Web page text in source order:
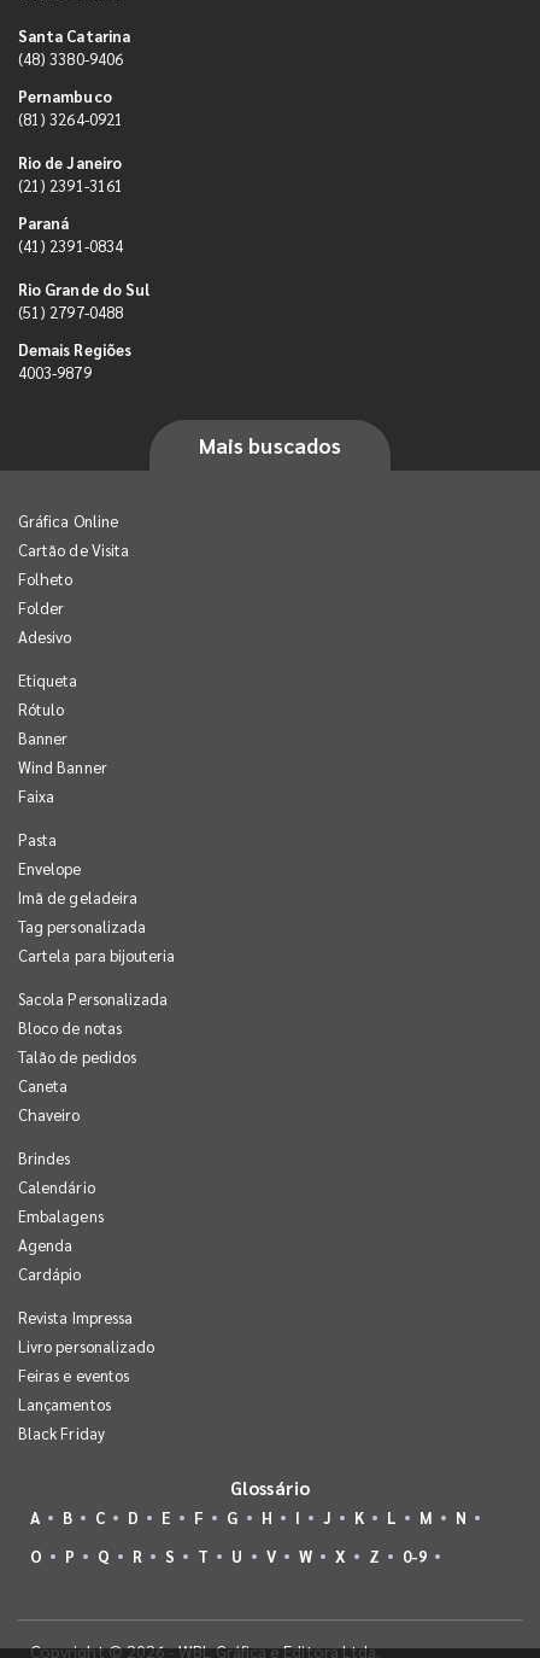
Santa Catarina
(48) 3380-9406
Pernambuco
(81) 3264-0921
Rio de Janeiro
(21) 2391-3161
Paraná
(41) 2391-0834
Rio Grande do Sul
(51) 2797-0488
Demais Regiões
4003-9879
Mais buscados
Gráfica Online
Cartão de Visita
Folheto
Folder
Adesivo
Etiqueta
Rótulo
Banner
Wind Banner
Faixa
Pasta
Envelope
Imã de geladeira
Tag personalizada
Cartela para bijouteria
Sacola Personalizada
Bloco de notas
Talão de pedidos
Caneta
Chaveiro
Brindes
Calendário
Embalagens
Agenda
Cardápio
Revista Impressa
Livro personalizado
Feiras e eventos
Lançamentos
Black Friday
Glossário
A B C D E F G H I J K L M
N
O
P Q R S T U V W X Z 0-9
Copyright © 2026 - WBL Gráfica e Editora Ltda.